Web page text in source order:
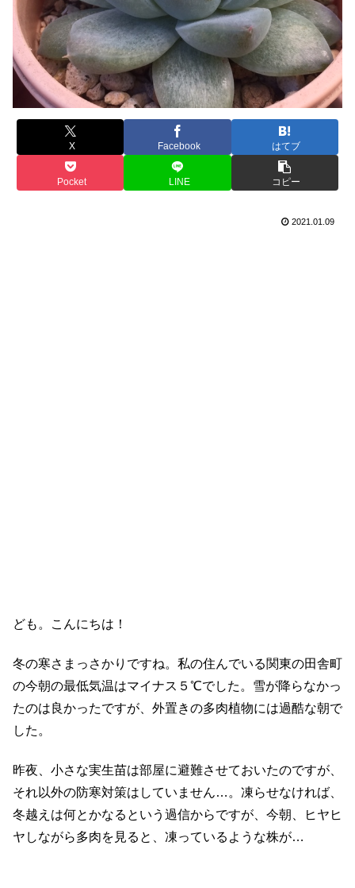
X Facebook はてブ
Pocket LINE コピー
2021.01.09
ども。こんにちは！
冬の寒さまっさかりですね。私の住んでいる関東の田舎町
の今朝の最低気温はマイナス５℃でした。雪が降らなかっ
たのは良かったですが、外置きの多肉植物には過酷な朝で
した。
昨夜、小さな実生苗は部屋に避難させておいたのですが、
それ以外の防寒対策はしていません…。凍らせなければ、
冬越えは何とかなるという過信からですが、今朝、ヒヤヒ
ヤしながら多肉を見ると、凍っているような株が…